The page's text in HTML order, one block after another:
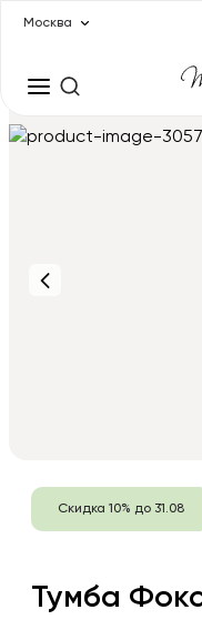
Москва
Скидка 10% до 31.08
Тумба